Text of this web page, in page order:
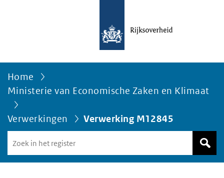
Home
Ministerie van Economische Zaken en Klimaat
Verwerkingen Verwerking M12845
in
het